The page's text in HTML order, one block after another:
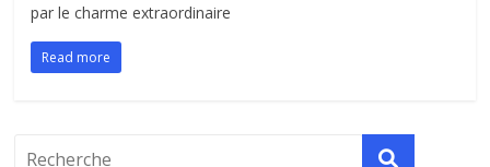
par le charme extraordinaire
Read more